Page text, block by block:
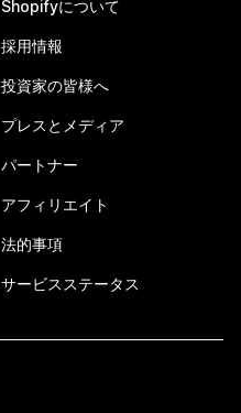
Shopifyについて
採用情報
投資家の皆様へ
プレスとメディア
パートナー
アフィリエイト
法的事項
サービスステータス